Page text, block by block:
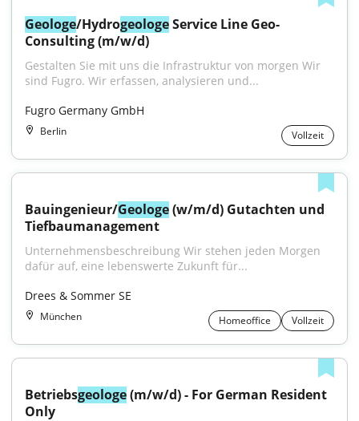
Geologe/Hydrogeologe Service Line Geo-
Consulting (m/w/d)
Gestalten Sie mit uns die Infrastruktur von morgen Wir
sind Fugro. Wir erfassen, analysieren und...
Fugro Germany GmbH
Berlin Vollzeit
Bauingenieur/Geologe (w/m/d) Gutachten und
Tiefbaumanagement
Unternehmensbeschreibung Wir stehen jeden Morgen
dafür auf, eine lebenswerte Zukunft für...
Drees & Sommer SE
München Homeoffice Vollzeit
Betriebsgeologe (m/w/d) - For German Resident
Only